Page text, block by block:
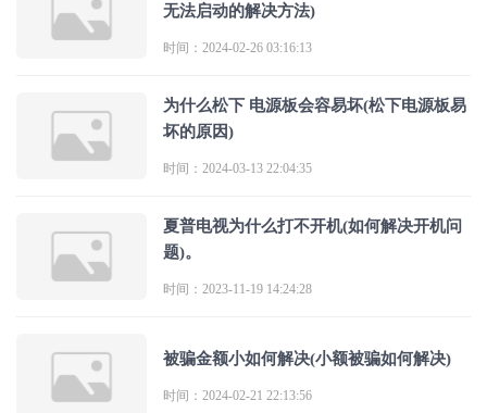
无法启动的解决方法)
时间：2024-02-26 03:16:13
为什么松下 电源板会容易坏(松下电源板易
坏的原因)
时间：2024-03-13 22:04:35
夏普电视为什么打不开机(如何解决开机问
题)。
时间：2023-11-19 14:24:28
被骗金额小如何解决(小额被骗如何解决)
时间：2024-02-21 22:13:56